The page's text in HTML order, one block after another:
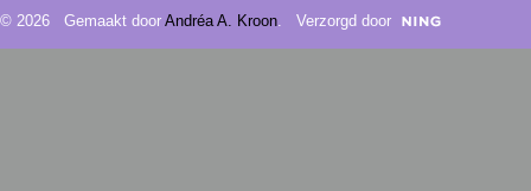
© 2026 Gemaakt door Andréa A. Kroon . Verzorgd door